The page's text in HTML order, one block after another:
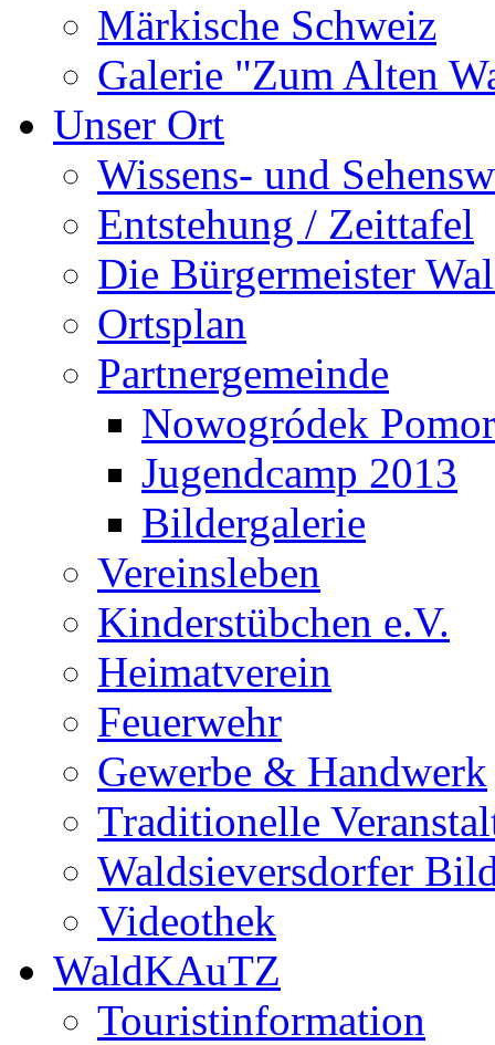
Märkische Schweiz
Galerie "Zum Alten
Unser Ort
Wissens- und
Entstehung / Zeittafel
Die Bürgermeister
Ortsplan
Partnergemeinde
Nowogródek
Jugendcamp 2013
Bildergalerie
Vereinsleben
Kinderstübchen e.V.
Heimatverein
Feuerwehr
Gewerbe & Handwerk
Traditionelle
Waldsieversdorfer
Videothek
WaldKAuTZ
Touristinformation